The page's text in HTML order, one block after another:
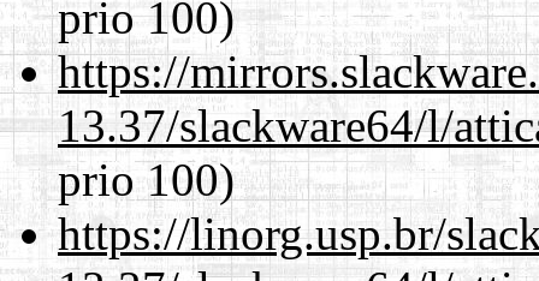
prio 100)
https://
13.37/slackware64/l/
prio 100)
https://linorg.usp.br/